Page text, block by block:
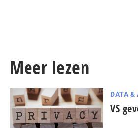
Meer lezen
DATA &
VS